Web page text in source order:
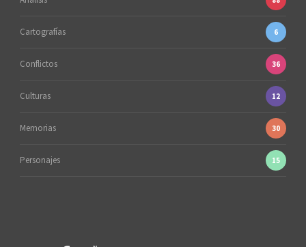
Cartografías 6
Conflictos 36
Culturas 12
Memorias 30
Personajes 15